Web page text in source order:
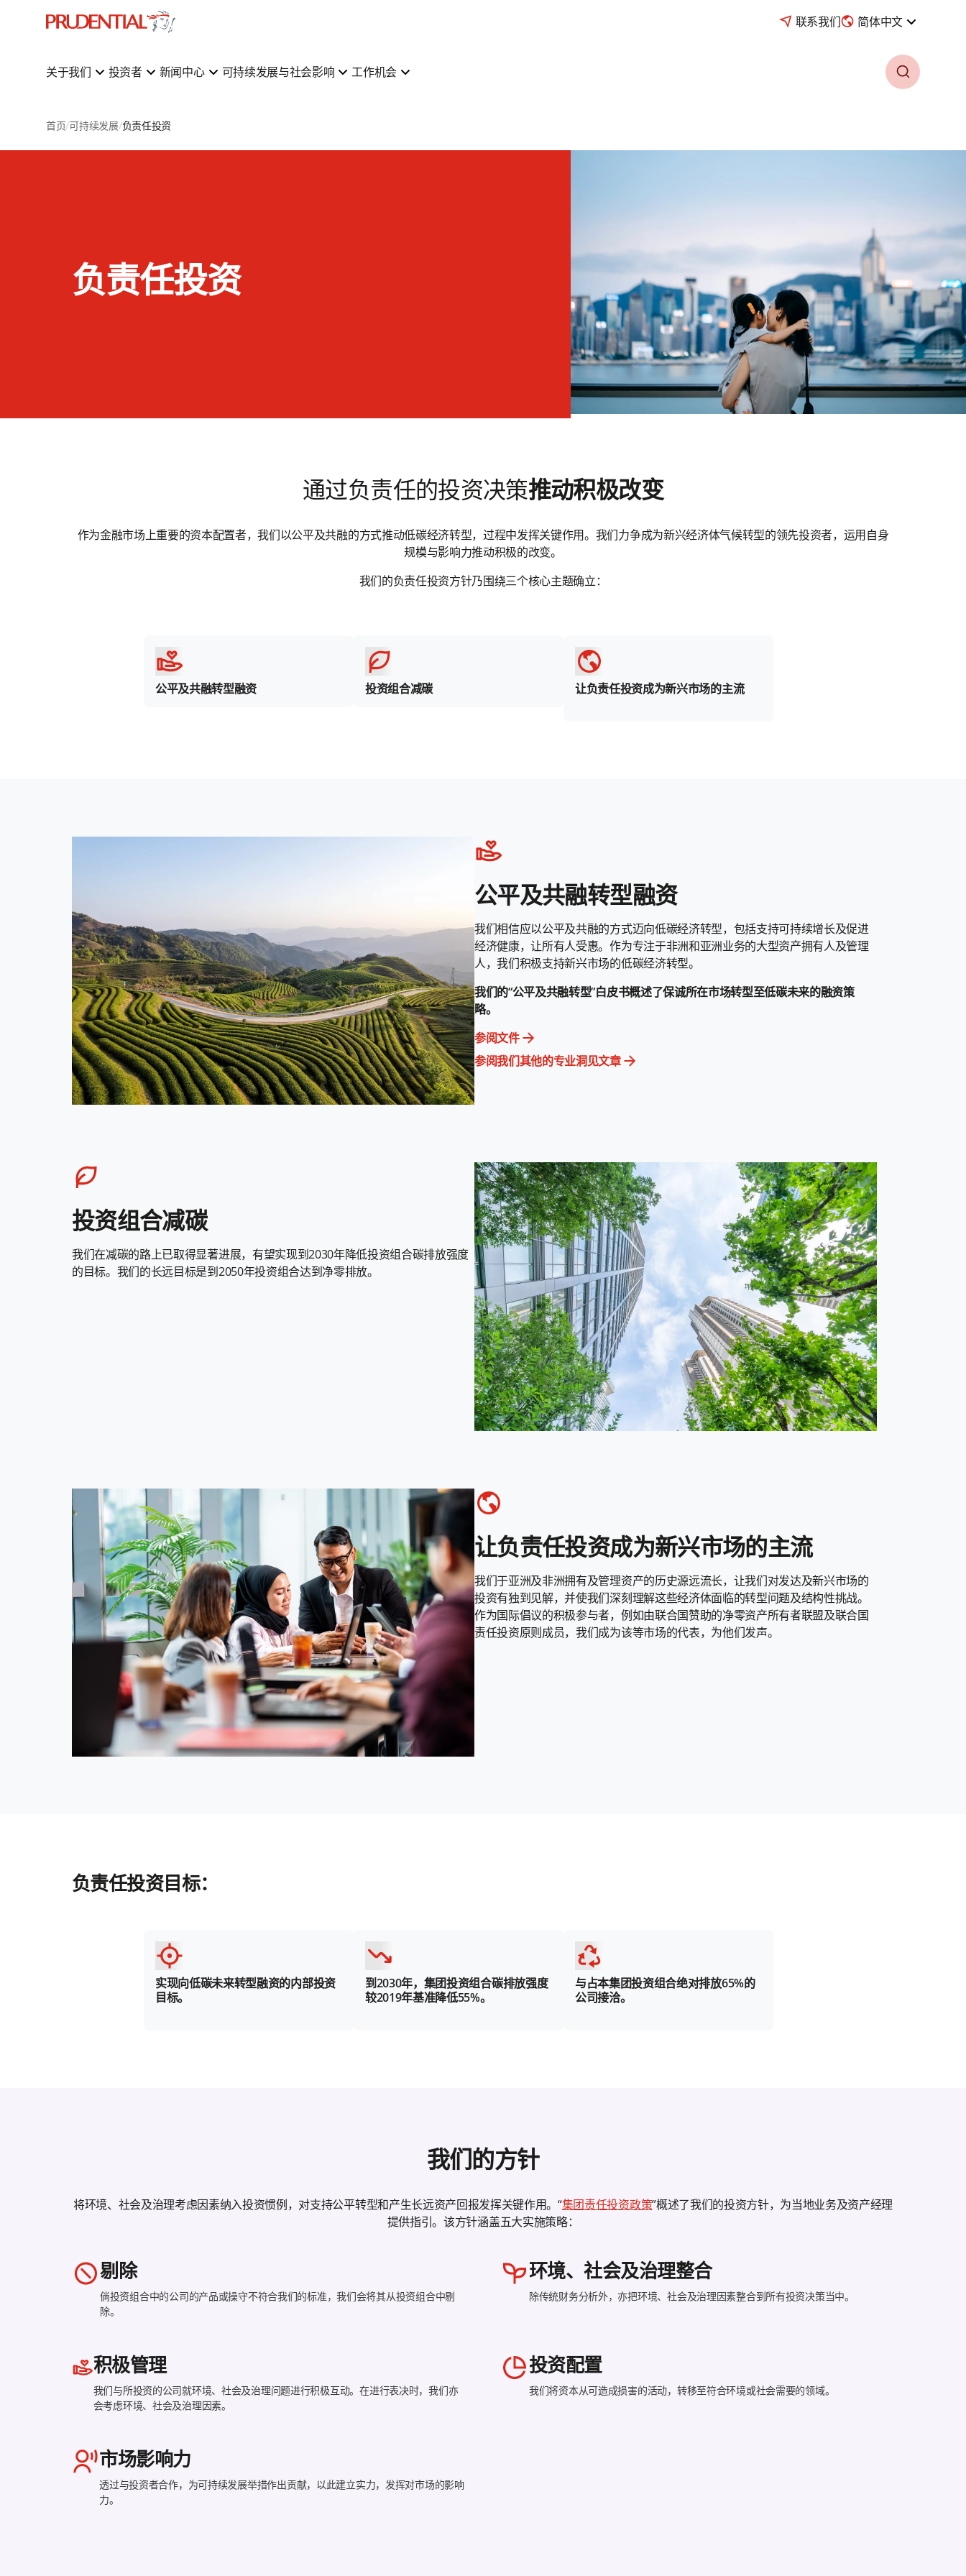
联系我们 简体中文
关于我们 投资者 新闻中心 可持续发展与社会影响 工作机会
首页 可持续发展 负责任投资
负责任投资
通过负责任的投资决策推动积极改变
作为金融市场上重要的资本配置者，我们以公平及共融的方式推动低碳经济转型，过程中发挥关键作用。我们力争成为新兴经济体气候转型的领先投资者，运用自身
规模与影响力推动积极的改变。
我们的负责任投资方针乃围绕三个核心主题确立：
公平及共融转型融资 投资组合减碳 让负责任投资成为新兴市场的主流
公平及共融转型融资
我们相信应以公平及共融的方式迈向低碳经济转型，包括支持可持续增长及促进
经济健康，让所有人受惠。作为专注于非洲和亚洲业务的大型资产拥有人及管理
人，我们积极支持新兴市场的低碳经济转型。
我们的“公平及共融转型”白皮书概述了保诚所在市场转型至低碳未来的融资策
略。
参阅文件
参阅我们其他的专业洞见文章
投资组合减碳
我们在减碳的路上已取得显著进展，有望实现到2030年降低投资组合碳排放强度
的目标。我们的长远目标是到2050年投资组合达到净零排放。
让负责任投资成为新兴市场的主流
我们于亚洲及非洲拥有及管理资产的历史源远流长，让我们对发达及新兴市场的
投资有独到见解，并使我们深刻理解这些经济体面临的转型问题及结构性挑战。
作为国际倡议的积极参与者，例如由联合国赞助的净零资产所有者联盟及联合国
责任投资原则成员，我们成为该等市场的代表，为他们发声。
负责任投资目标：
实现向低碳未来转型融资的内部投资
目标。
到2030年，集团投资组合碳排放强度
较2019年基准降低55%。
与占本集团投资组合绝对排放65%的
公司接洽。
我们的方针
将环境、社会及治理考虑因素纳入投资惯例，对支持公平转型和产生长远资产回报发挥关键作用。“集团责任投资政策”概述了我们的投资方针，为当地业务及资产经理
提供指引。该方针涵盖五大实施策略：
剔除
倘投资组合中的公司的产品或操守不符合我们的标准，我们会将其从投资组合中剔
除。
环境、社会及治理整合
除传统财务分析外，亦把环境、社会及治理因素整合到所有投资决策当中。
积极管理
我们与所投资的公司就环境、社会及治理问题进行积极互动。在进行表决时，我们亦
会考虑环境、社会及治理因素。
投资配置
我们将资本从可造成损害的活动，转移至符合环境或社会需要的领域。
市场影响力
透过与投资者合作，为可持续发展举措作出贡献，以此建立实力，发挥对市场的影响
力。